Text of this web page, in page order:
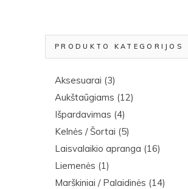
PRODUKTO KATEGORIJOS
Aksesuarai (3)
Aukštaūgiams (12)
Išpardavimas (4)
Kelnės / Šortai (5)
Laisvalaikio apranga (16)
Liemenės (1)
Marškiniai / Palaidinės (14)